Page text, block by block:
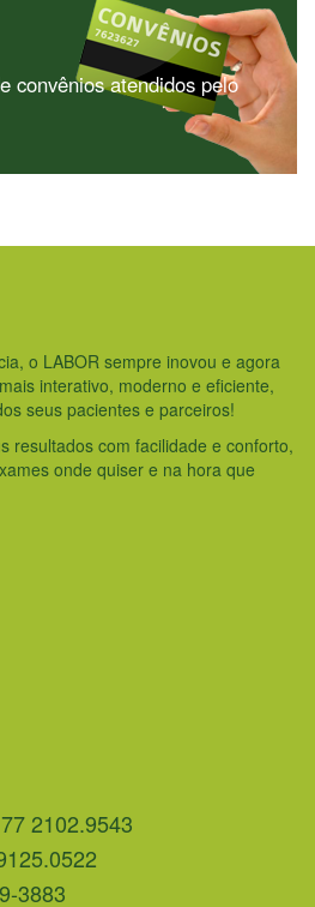
convênios atendidos pelo
o LABOR sempre inovou e agora
interativo, moderno e eficiente,
seus pacientes e parceiros!
resultados com facilidade e conforto,
onde quiser e na hora que
2102.9543
3883